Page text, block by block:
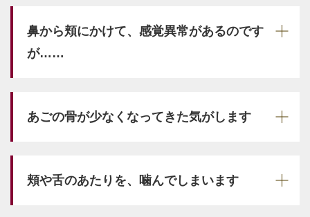
鼻から頬にかけて、感覚異常があるのです
が……
あごの骨が少なくなってきた気がします
頬や舌のあたりを、噛んでしまいます